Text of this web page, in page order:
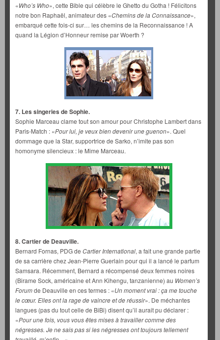
«Who’s Who», cette Bible qui célèbre le Ghetto du Gotha ! Félicitons
notre bon Raphaël, animateur des «Chemins de la Connaissance»,
embarqué cette fois-ci sur… les chemins de la Reconnaissance ! A
quand la Légion d’Honneur remise par Woerth ?
7. Les singeries de Sophie.
Sophie Marceau clame tout son amour pour Christophe Lambert dans
Paris-Match : «Pour lui, je veux bien devenir une guenon». Quel
dommage que la Star, supportrice de Sarko, n’imite pas son
homonyme silencieux : le Mime Marceau.
8. Cartier de Deauville.
Bernard Fornas, PDG de Cartier International, a fait une grande partie
de sa carrière chez Jean-Pierre Guerlain pour qui il a lancé le parfum
Samsara. Récemment, Bernard a récompensé deux femmes noires
(Birame Sock, américaine et Ann Kihengu, tanzanienne) au Women’s
Forumde Deauville en ces termes : «Un moment vrai : ça me touche
le cœur. Elles ont la rage de vaincre et de réussir». De méchantes
langues (pas du tout celle de BiBi) disent qu’il aurait pu déclarer :
«Pour une fois, vous vous êtes mises à travailler comme des
négresses. Je ne sais pas si les négresses ont toujours tellement